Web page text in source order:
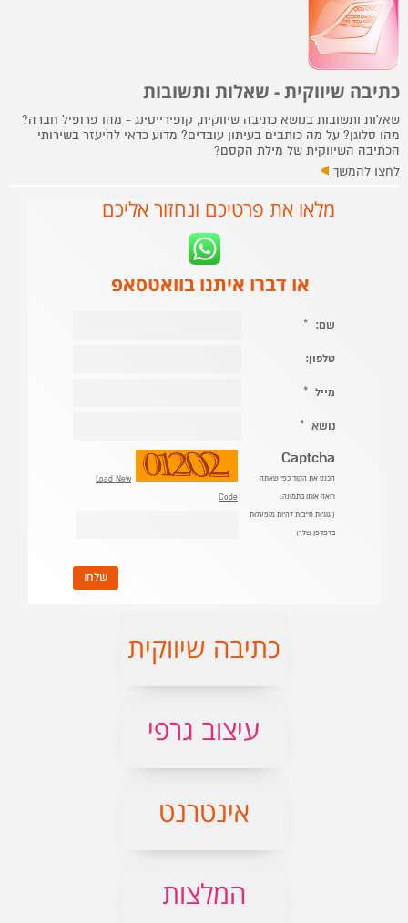
כתיבה שיווקית - שאלות ותשובות
שאלות ותשובות בנושא כתיבה שיווקית, קופירייטינג - מהו פרופיל חברה?
מהו סלוגן? על מה כותבים בעיתון עובדים? מדוע כדאי להיעזר בשירותי
הכתיבה השיווקית של מילת הקסם?
לחצו להמשך
מלאו את פרטיכם ונחזור אליכם
או דברו איתנו בוואטסאפ
אינטרנט
עיצוב גרפי
כתיבה שיווקית
המלצות